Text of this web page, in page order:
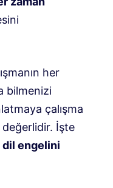
her
bilmenizi
çalışma
İşte
engelini